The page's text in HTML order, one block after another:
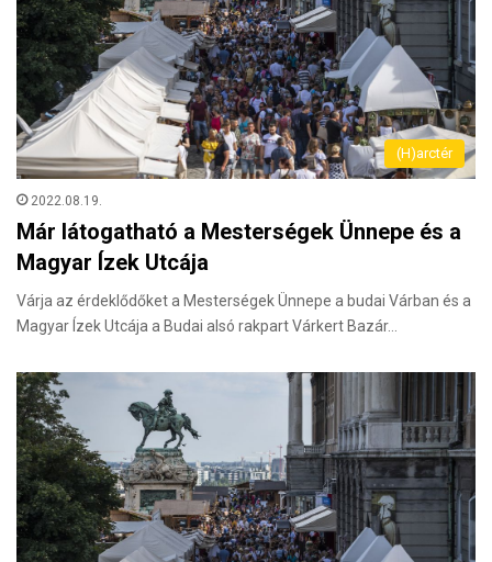
(H)arctér
2022.08.19.
Már látogatható a Mesterségek Ünnepe és a
Magyar Ízek Utcája
Várja az érdeklődőket a Mesterségek Ünnepe a budai Várban és a
Magyar Ízek Utcája a Budai alsó rakpart Várkert Bazár…